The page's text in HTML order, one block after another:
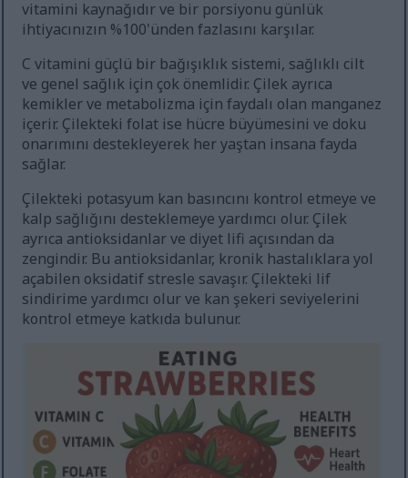
vitamini kaynağıdır ve bir porsiyonu günlük
ihtiyacınızın %100'ünden fazlasını karşılar.
C vitamini güçlü bir bağışıklık sistemi, sağlıklı cilt
ve genel sağlık için çok önemlidir. Çilek ayrıca
kemikler ve metabolizma için faydalı olan manganez
içerir. Çilekteki folat ise hücre büyümesini ve doku
onarımını destekleyerek her yaştan insana fayda
sağlar.
Çilekteki potasyum kan basıncını kontrol etmeye ve
kalp sağlığını desteklemeye yardımcı olur. Çilek
ayrıca antioksidanlar ve diyet lifi açısından da
zengindir. Bu antioksidanlar, kronik hastalıklara yol
açabilen oksidatif stresle savaşır. Çilekteki lif
sindirime yardımcı olur ve kan şekeri seviyelerini
kontrol etmeye katkıda bulunur.